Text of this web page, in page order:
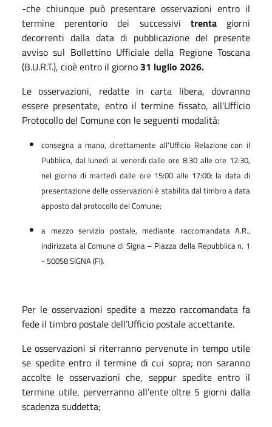
-che chiunque può presentare osservazioni entro il
termine perentorio dei successivi trenta giorni
decorrenti dalla data di pubblicazione del presente
avviso sul Bollettino Ufficiale della Regione Toscana
(B.U.R.T.), cioè entro il giorno 31 luglio 2026.
Le osservazioni, redatte in carta libera, dovranno
essere presentate, entro il termine fissato, all'Ufficio
Protocollo del Comune con le seguenti modalità:
consegna a mano, direttamente all’Ufficio Relazione con il
Pubblico, dal lunedì al venerdì dalle ore 8:30 alle ore 12:30,
nel giorno di martedì dalle ore 15:00 alle 17:00: la data di
presentazione delle osservazioni è stabilita dal timbro a data
apposto dal protocollo del Comune;
a mezzo servizio postale, mediante raccomandata A.R.,
indirizzata al Comune di Signa – Piazza della Repubblica n. 1
- 50058 SIGNA (FI).
Per le osservazioni spedite a mezzo raccomandata fa
fede il timbro postale dell’Ufficio postale accettante.
Le osservazioni si riterranno pervenute in tempo utile
se spedite entro il termine di cui sopra; non saranno
accolte le osservazioni che, seppur spedite entro il
termine utile, perverranno all’ente oltre 5 giorni dalla
scadenza suddetta;